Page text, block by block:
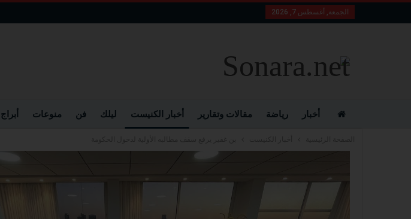
الجمعة, أغسطس 7, 2026
أخبار رياضة مقالات وتقارير أخبار الكنيست ليلك فن منوعات أبراج